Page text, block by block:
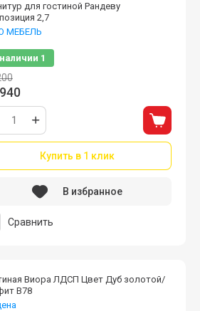
для гостиной Рандеву
2,7
МЕБЕЛЬ
1
Купить в 1 клик
Сравнить
В избранное
Виора ЛДСП Цвет Дуб золотой/
В78